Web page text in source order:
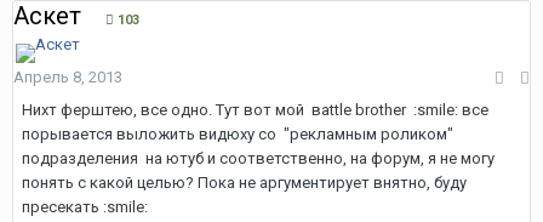
Аскет 103
Апрель 8, 2013
Нихт ферштею, все одно. Тут вот мой вattle brother :smile: все
порывается выложить видюху со "рекламным роликом"
подразделения на ютуб и соответственно, на форум, я не могу
понять с какой целью? Пока не аргументирует внятно, буду
пресекать :smile: